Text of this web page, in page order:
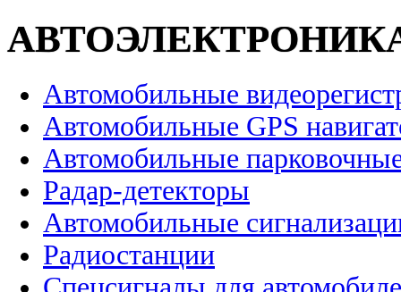
Автомобильные
Автомобильные GPS
Автомобильные
Радар-детекторы
Автомобильные
Радиостанции